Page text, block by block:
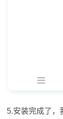
5.安装完成了，